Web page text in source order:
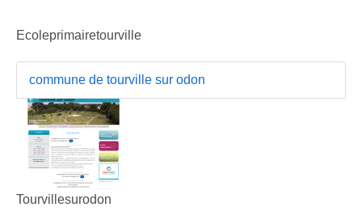
Ecoleprimairetourville
commune de tourville sur odon
Tourvillesurodon